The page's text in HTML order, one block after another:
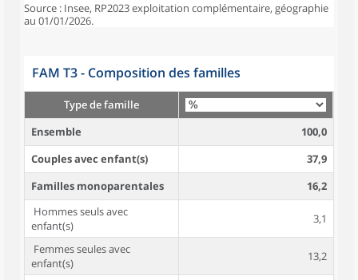
Source : Insee, RP2023 exploitation complémentaire, géographie
au 01/01/2026.
FAM T3 - Composition des familles
Type de famille
Ensemble
100,0
Couples avec enfant(s)
37,9
Familles monoparentales
16,2
Hommes seuls avec
enfant(s)
3,1
Femmes seules avec
enfant(s)
13,2